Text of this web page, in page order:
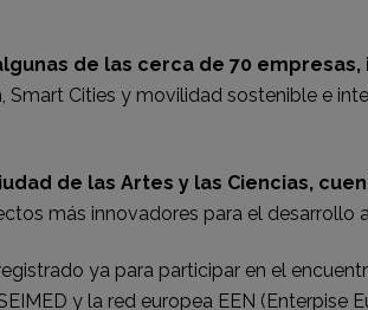
de las cerca de 70
Cities y movilidad sostenible e
de las Artes y las Ciencias,
más innovadores para el
ya para participar en el
y la red europea EEN (Enterpise